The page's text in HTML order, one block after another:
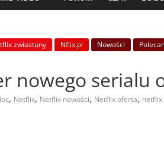
zwiastuny Nflix.pl Nowości
nowego serialu
, Netflix, Netflix nowości, Netflix oferta, netflix